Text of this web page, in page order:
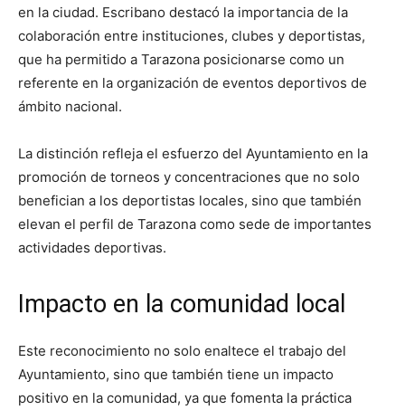
en la ciudad. Escribano destacó la importancia de la
colaboración entre instituciones, clubes y deportistas,
que ha permitido a Tarazona posicionarse como un
referente en la organización de eventos deportivos de
ámbito nacional.
La distinción refleja el esfuerzo del Ayuntamiento en la
promoción de torneos y concentraciones que no solo
benefician a los deportistas locales, sino que también
elevan el perfil de Tarazona como sede de importantes
actividades deportivas.
Impacto en la comunidad local
Este reconocimiento no solo enaltece el trabajo del
Ayuntamiento, sino que también tiene un impacto
positivo en la comunidad, ya que fomenta la práctica